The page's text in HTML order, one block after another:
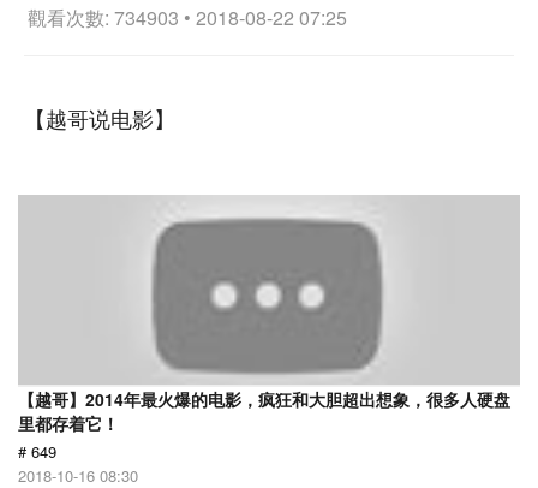
觀看次數: 734903 • 2018-08-22 07:25
【越哥说电影】
【越哥】2014年最火爆的电影，疯狂和大胆超出想象，很多人硬盘
里都存着它！
# 649
2018-10-16 08:30